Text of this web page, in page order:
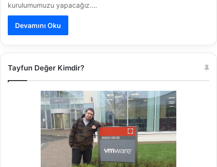
kurulumumuzu yapacağız.…
Devamını Oku
Tayfun Değer Kimdir?